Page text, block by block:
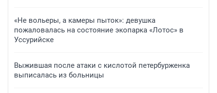
«Не вольеры, а камеры пыток»: девушка
пожаловалась на состояние экопарка «Лотос» в
Уссурийске
Выжившая после атаки с кислотой петербурженка
выписалась из больницы